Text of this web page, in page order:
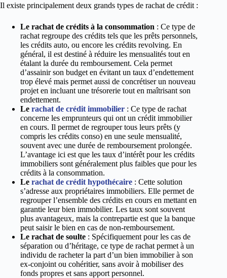
Il existe principalement deux grands types de rachat de crédit :
Le rachat de crédits à la consommation : Ce type de
rachat regroupe des crédits tels que les prêts personnels,
les crédits auto, ou encore les crédits revolving. En
général, il est destiné à réduire les mensualités tout en
étalant la durée du remboursement. Cela permet
d’assainir son budget en évitant un taux d’endettement
trop élevé mais permet aussi de concrétiser un nouveau
projet en incluant une trésorerie tout en maîtrisant son
endettement.
Le rachat de crédit immobilier : Ce type de rachat
concerne les emprunteurs qui ont un crédit immobilier
en cours. Il permet de regrouper tous leurs prêts (y
compris les crédits conso) en une seule mensualité,
souvent avec une durée de remboursement prolongée.
L’avantage ici est que les taux d’intérêt pour les crédits
immobiliers sont généralement plus faibles que pour les
crédits à la consommation.
Le rachat de crédit hypothécaire : Cette solution
s’adresse aux propriétaires immobiliers. Elle permet de
regrouper l’ensemble des crédits en cours en mettant en
garantie leur bien immobilier. Les taux sont souvent
plus avantageux, mais la contrepartie est que la banque
peut saisir le bien en cas de non-remboursement.
Le rachat de soulte : Spécifiquement pour les cas de
séparation ou d’héritage, ce type de rachat permet à un
individu de racheter la part d’un bien immobilier à son
ex-conjoint ou cohéritier, sans avoir à mobiliser des
fonds propres et sans apport personnel.